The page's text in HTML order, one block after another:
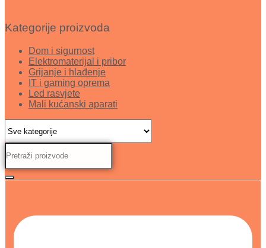
Kategorije proizvoda
Dom i sigurnost
Elektromaterijal i pribor
Grijanje i hlađenje
IT i gaming oprema
Led rasvjete
Mali kućanski aparati